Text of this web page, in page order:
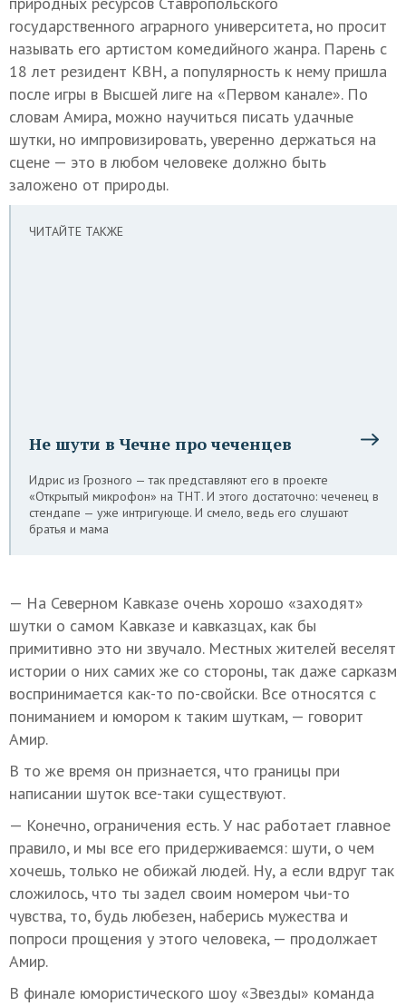
государственного аграрного университета, но просит
называть его артистом комедийного жанра. Парень с
18 лет резидент КВН, а популярность к нему пришла
после игры в Высшей лиге на «Первом канале». По
словам Амира, можно научиться писать удачные
шутки, но импровизировать, уверенно держаться на
сцене — это в любом человеке должно быть
заложено от природы.
ЧИТАЙТЕ ТАКЖЕ
Не шути в Чечне про чеченцев
Идрис из Грозного — так представляют его в проекте
«Открытый микрофон» на ТНТ. И этого достаточно: чеченец в
стендапе — уже интригующе. И смело, ведь его слушают
братья и мама
— На Северном Кавказе очень хорошо «заходят»
шутки о самом Кавказе и кавказцах, как бы
примитивно это ни звучало. Местных жителей веселят
истории о них самих же со стороны, так даже сарказм
воспринимается как-то по-свойски. Все относятся с
пониманием и юмором к таким шуткам, — говорит
Амир.
В то же время он признается, что границы при
написании шуток все-таки существуют.
— Конечно, ограничения есть. У нас работает главное
правило, и мы все его придерживаемся: шути, о чем
хочешь, только не обижай людей. Ну, а если вдруг так
сложилось, что ты задел своим номером чьи-то
чувства, то, будь любезен, наберись мужества и
попроси прощения у этого человека, — продолжает
Амир.
В финале юмористического шоу «Звезды» команда